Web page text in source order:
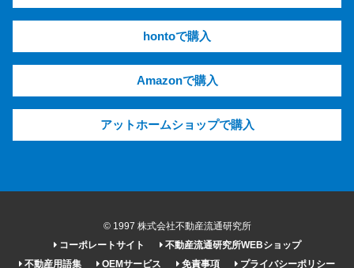
hontoで購入
Amazonで購入
アットホームショップで購入
© 1997 株式会社不動産流通研究所
コーポレートサイト
不動産流通研究所WEBショップ
不動産用語集
OEMサービス 免責事項 プライバシーポリシー